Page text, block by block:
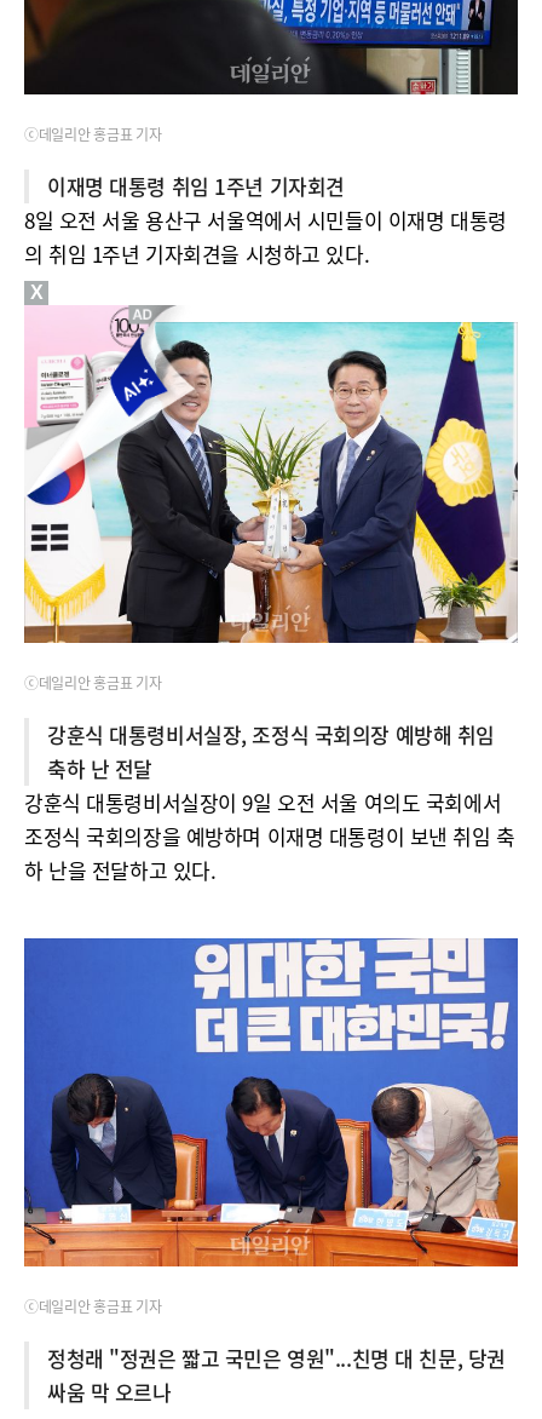
ⓒ데일리안 홍금표 기자
이재명 대통령 취임 1주년 기자회견
8일 오전 서울 용산구 서울역에서 시민들이 이재명 대통령
의 취임 1주년 기자회견을 시청하고 있다.
ⓒ데일리안 홍금표 기자
강훈식 대통령비서실장, 조정식 국회의장 예방해 취임
축하 난 전달
강훈식 대통령비서실장이 9일 오전 서울 여의도 국회에서
조정식 국회의장을 예방하며 이재명 대통령이 보낸 취임 축
하 난을 전달하고 있다.
ⓒ데일리안 홍금표 기자
정청래 "정권은 짧고 국민은 영원"...친명 대 친문, 당권
싸움 막 오르나
X